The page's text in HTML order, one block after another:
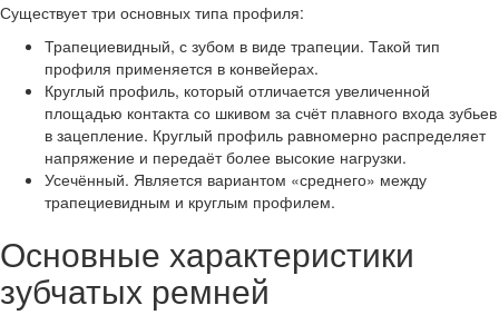
Существует три основных типа профиля:
Трапециевидный, с зубом в виде трапеции. Такой тип
профиля применяется в конвейерах.
Круглый профиль, который отличается увеличенной
площадью контакта со шкивом за счёт плавного входа зубьев
в зацепление. Круглый профиль равномерно распределяет
напряжение и передаёт более высокие нагрузки.
Усечённый. Является вариантом «среднего» между
трапециевидным и круглым профилем.
Основные характеристики
зубчатых ремней